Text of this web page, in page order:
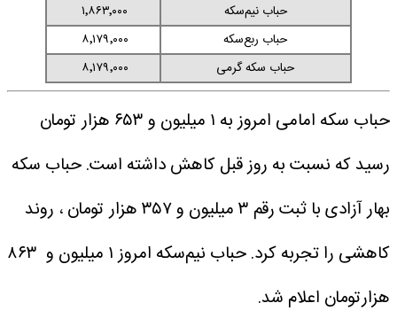
حباب نیم‌سکه
۱٬۸۶۳٬۰۰۰
حباب ربع‌سکه
۸٬۱۷۹٬۰۰۰
حباب سکه گرمی
۸٬۱۷۹٬۰۰۰
حباب سکه امامی امروز به ۱ میلیون و ۶۵۳ هزار تومان
رسید که نسبت به روز قبل کاهش داشته است. حباب سکه
بهار آزادی با ثبت رقم ۳ میلیون و ۳۵۷ هزار تومان ، روند
کاهشی را تجربه کرد. حباب نیم‌سکه امروز ۱ میلیون و ۸۶۳
هزارتومان اعلام شد.